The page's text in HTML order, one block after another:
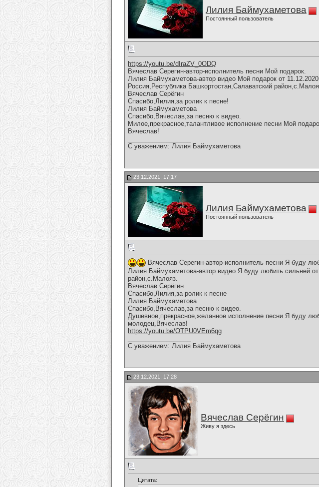
Лилия Баймухаметова
Постоянный пользователь
https://youtu.be/dIraZV_0ODQ
Вячеслав Серегин-автор-исполнитель песни Мой подарок.
Лилия Баймухаметова-автор видео Мой подарок от
Россия,Республика Башкортостан,Салаватский
Вячеслав Серёгин
Спасибо,Лилия,за ролик к песне!
Лилия Баймухаметова
Спасибо,Вячеслав,за песню к видео.
Милое,прекрасное,талантливое исполнение песни Мой
Вячеслав!
С уважением: Лилия Баймухаметова
23.12.2021, 17:17
Лилия Баймухаметова
Постоянный пользователь
Вячеслав Серегин-автор-исполнитель песни Я буду
Лилия Баймухаметова-автор видео Я буду любить сильней
район,с.Малояз.
Вячеслав Серёгин
Спасибо,Лилия,за ролик к песне
Лилия Баймухаметова
Спасибо,Вячеслав,за песню к видео.
Душевное,прекрасное,желанное исполнение песни Я буду
молодец,Вячеслав!
https://youtu.be/OTPU0VEm6qg
С уважением: Лилия Баймухаметова
23.12.2021, 17:28
Вячеслав Серёгин
Живу я здесь
Цитата: